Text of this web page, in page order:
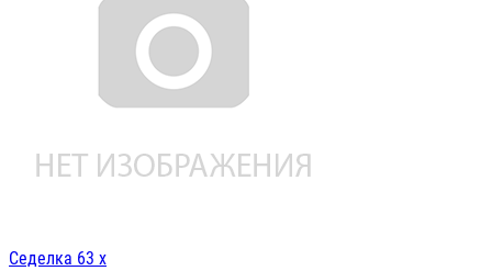
Седелка 63 х